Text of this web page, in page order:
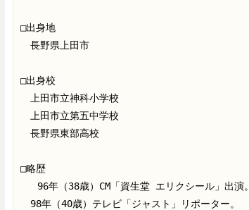
□出身地
長野県上田市
□出身校
上田市立神科小学校
上田市立第五中学校
長野県東部高校
□略歴
   96年（38歳）CM「資生堂 エリクシール」出演。
98年（40歳）テレビ「ジャスト」リポーター。